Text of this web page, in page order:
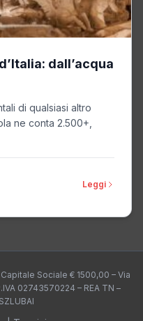
dall’acqua
di qualsiasi altro
ne conta 2.500+,
Leggi
Sociale € 1500,00 – Via
02743570224 – REA TN –